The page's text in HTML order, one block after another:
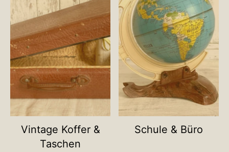
Vintage Koffer &
Taschen
Schule & Büro